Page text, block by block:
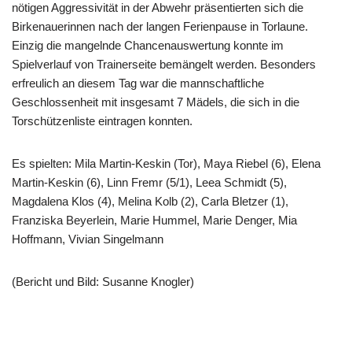
nötigen Aggressivität in der Abwehr präsentierten sich die
Birkenauerinnen nach der langen Ferienpause in Torlaune.
Einzig die mangelnde Chancenauswertung konnte im
Spielverlauf von Trainerseite bemängelt werden. Besonders
erfreulich an diesem Tag war die mannschaftliche
Geschlossenheit mit insgesamt 7 Mädels, die sich in die
Torschützenliste eintragen konnten.
Es spielten: Mila Martin-Keskin (Tor), Maya Riebel (6), Elena
Martin-Keskin (6), Linn Fremr (5/1), Leea Schmidt (5),
Magdalena Klos (4), Melina Kolb (2), Carla Bletzer (1),
Franziska Beyerlein, Marie Hummel, Marie Denger, Mia
Hoffmann, Vivian Singelmann
(Bericht und Bild: Susanne Knogler)